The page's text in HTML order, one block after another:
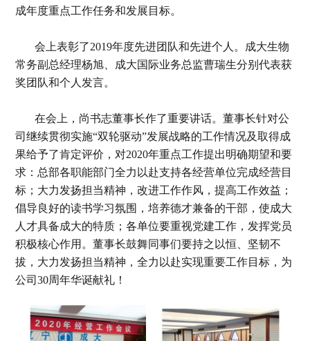
成年度重点工作任务和发展目标。
会上表彰了2019年度先进团队和先进个人。成大生物
常务副总经理杨旭、成大国际业务总监曹瑞生分别代表获
奖团队和个人发言。
在会上，尚书志董事长作了重要讲话。董事长针对公
司继续贯彻实施“双轮驱动”发展战略的工作情况及取得成
果给予了肯定评价，对2020年重点工作提出明确期望和要
求：总部各职能部门全力以赴支持各经营单位完成经营目
标；大力发扬担当精神，改进工作作风，提高工作效益；
倡导良好的读书学习氛围，培养德才兼备的干部，使成大
人才具备成大的特质；各单位要重视党建工作，发挥党员
积极核心作用。董事长鼓舞同事们要持之以恒、坚韧不
拔，大力发扬担当精神，全力以赴实现重要工作目标，为
公司30周年华诞献礼！